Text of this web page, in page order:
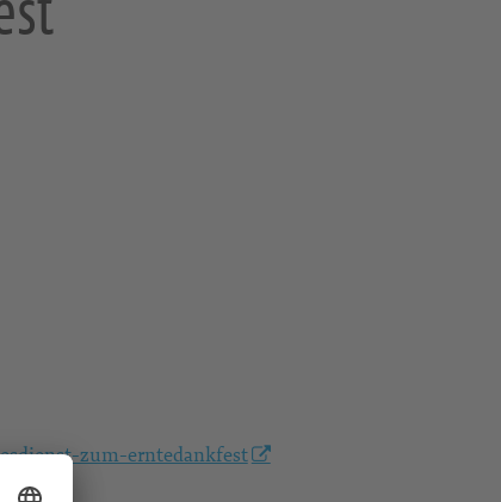
zum-erntedankfest